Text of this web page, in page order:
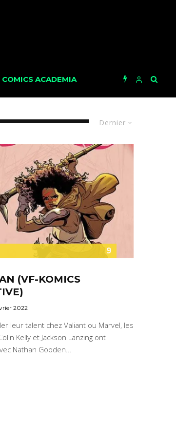
COMICS ACADEMIA
Dernier
9
(VF-KOMICS
2022
leur talent chez Valiant ou Marvel, les
Kelly et Jackson Lanzing ont
Nathan Gooden...